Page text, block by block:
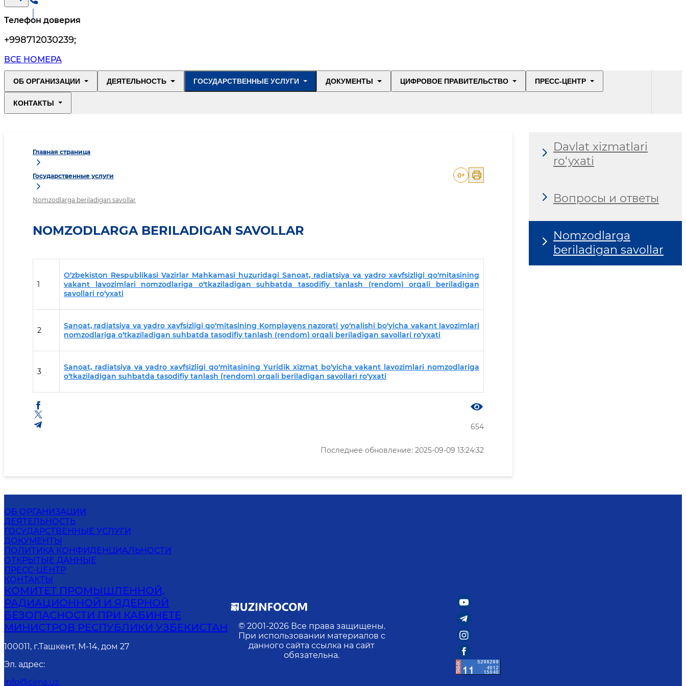
Телефон доверия
+998712030239;
ВСЕ НОМЕРА
ОБ ОРГАНИЗАЦИИ ДЕЯТЕЛЬНОСТЬ ГОСУДАРСТВЕННЫЕ УСЛУГИ ДОКУМЕНТЫ ЦИФРОВОЕ ПРАВИТЕЛЬСТВО ПРЕСС-ЦЕНТР
КОНТАКТЫ
Главная страница
Государственные услуги
Nomzodlarga beriladigan savollar
0+
NOMZODLARGA BERILADIGAN SAVOLLAR
1
O‘zbekiston Respublikasi Vazirlar Mahkamasi huzuridagi Sanoat, radiatsiya va yadro xavfsizligi qo‘mitasining
vakant lavozimlari nomzodlariga o‘tkaziladigan suhbatda tasodifiy tanlash (rendom) orqali beriladigan
savollari ro‘yxati
2
Sanoat, radiatsiya va yadro xavfsizligi qo‘mitasining Komplayens nazorati yo‘nalishi bo‘yicha vakant lavozimlari
nomzodlariga o‘tkaziladigan suhbatda tasodifiy tanlash (rendom) orqali beriladigan savollari ro‘yxati
3
Sanoat, radiatsiya va yadro xavfsizligi qo‘mitasining Yuridik xizmat bo‘yicha vakant lavozimlari nomzodlariga
o‘tkaziladigan suhbatda tasodifiy tanlash (rendom) orqali beriladigan savollari ro‘yxati
654
Последнее обновление: 2025-09-09 13:24:32
Davlat xizmatlari
ro‘yxati
Вопросы и ответы
Nomzodlarga
beriladigan savollar
ОБ ОРГАНИЗАЦИИ
ДЕЯТЕЛЬНОСТЬ
ГОСУДАРСТВЕННЫЕ УСЛУГИ
ДОКУМЕНТЫ
ПОЛИТИКА КОНФИДЕНЦИАЛЬНОСТИ
ОТКРЫТЫЕ ДАННЫЕ
ПРЕСС-ЦЕНТР
КОНТАКТЫ
КОМИТЕТ ПРОМЫШЛЕННОЙ,
РАДИАЦИОННОЙ И ЯДЕРНОЙ
БЕЗОПАСНОСТИ ПРИ КАБИНЕТЕ
МИНИСТРОВ РЕСПУБЛИКИ УЗБЕКИСТАН
100011, г.Ташкент, М-14, дом 27
Эл. адрес:
info@cirns.uz.
© 2001-2026 Все права защищены.
При использовании материалов с
данного сайта ссылка на сайт
обязательна.